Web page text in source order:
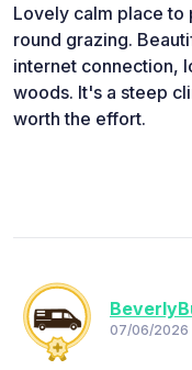
Lovely calm place to
round grazing.
internet connection,
woods. It's a steep
worth the effort.
07/06/2026